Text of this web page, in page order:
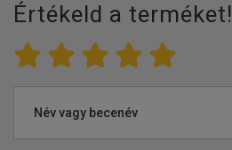
Értékeld a terméket!
Név vagy becenév